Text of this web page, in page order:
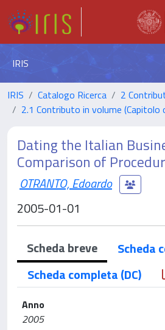
IRIS
IRIS Catalogo Ricerca
2
2.1 Contributo in volume (Capitolo
Dating the Italian
Comparison of
OTRANTO, Edoardo
2005-01-01
Scheda breve
Scheda
Scheda completa (DC)
Anno
2005